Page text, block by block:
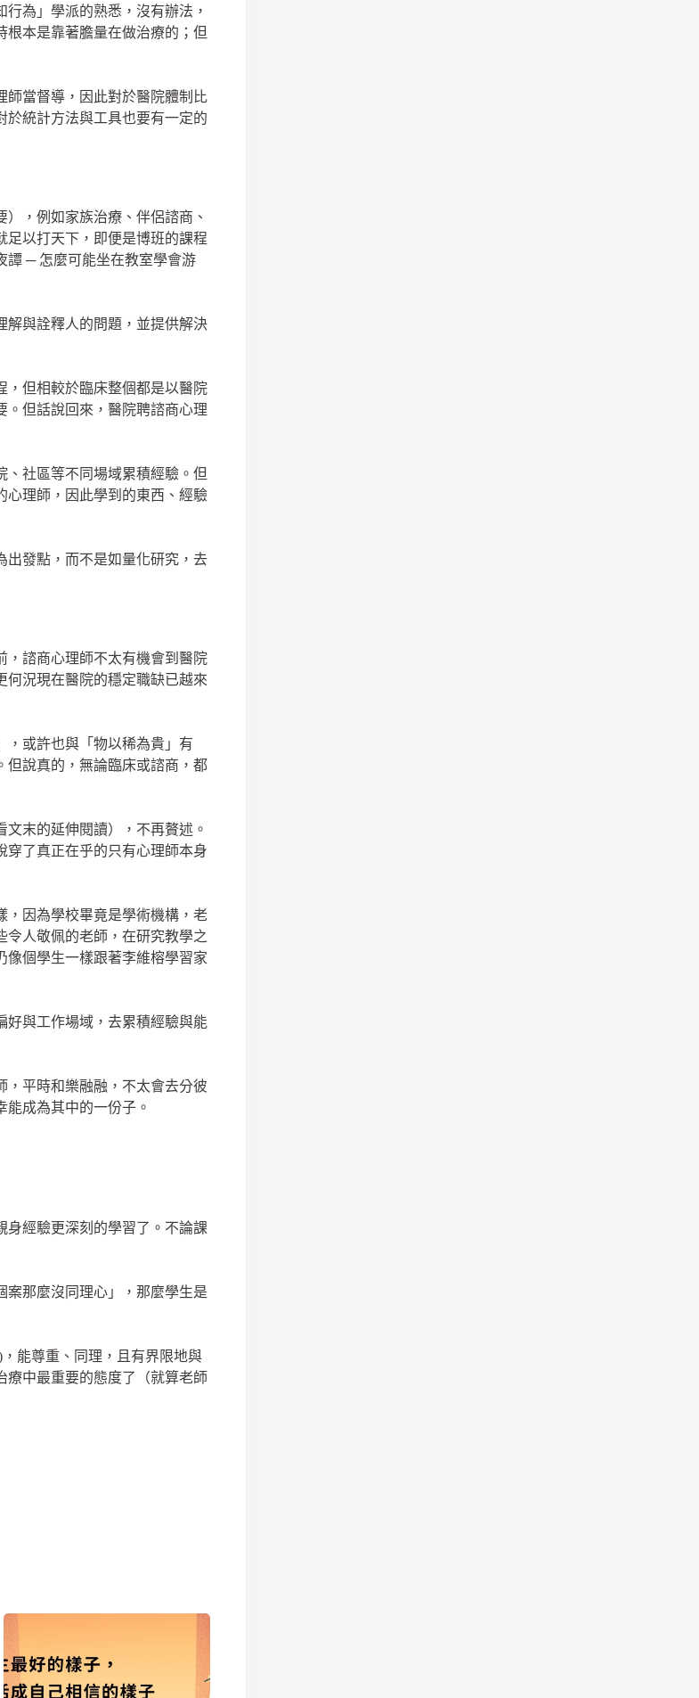
為」學派的熟悉，沒有辦法，
根本是靠著膽量在做治療的；但
師當督導，因此對於醫院體制比
於統計方法與工具也要有一定的
，例如家族治療、伴侶諮商、
足以打天下，即便是博班的課程
譚 ─ 怎麼可能坐在教室學會游
解與詮釋人的問題，並提供解決
，但相較於臨床整個都是以醫院
。但話說回來，醫院聘諮商心理
社區等不同場域累積經驗。但
心理師，因此學到的東西、經驗
出發點，而不是如量化研究，去
，諮商心理師不太有機會到醫院
何況現在醫院的穩定職缺已越來
，或許也與「物以稀為貴」有
但說真的，無論臨床或諮商，都
末的延伸閱讀），不再贅述。
穿了真正在乎的只有心理師本身
，因為學校畢竟是學術機構，老
人敬佩的老師，在研究教學之
像個學生一樣跟著李維榕學習家
好與工作場域，去累積經驗與能
，平時和樂融融，不太會去分彼
成為其中的一份子。
身經驗更深刻的學習了。不論課
案那麼沒同理心」，那麼學生是
能尊重、同理，且有界限地與
療中最重要的態度了（就算老師